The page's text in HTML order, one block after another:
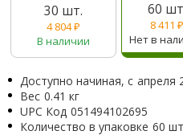
30 шт.
4 804₽
В наличии
60
8 411 ₽
Нет в
Доступно начиная, с апреля
Вес 0.41 кг
UPC Код 051494102695
Количество в упаковке 60